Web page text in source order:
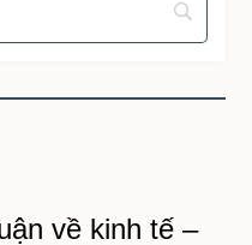
về kinh tế –